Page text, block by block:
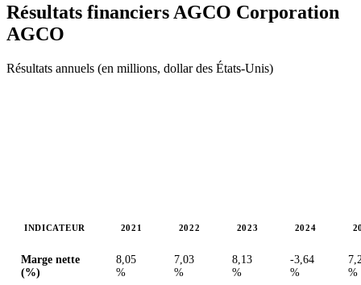
Résultats financiers AGCO Corporation
AGCO
Résultats annuels (en millions, dollar des États-Unis)
INDICATEUR 2021 2022 2023 2024
Marge nette
(%)
8,05
%
7,03
%
8,13
%
-3,64
%
%